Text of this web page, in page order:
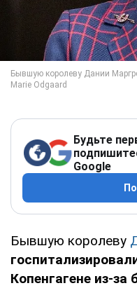
Будьте
Google
Бывшую королеву
Копенгагене из-за